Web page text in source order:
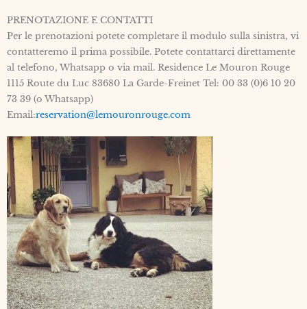
PRENOTAZIONE E CONTATTI
Per le prenotazioni potete completare il modulo sulla sinistra, vi
contatteremo il prima possibile. Potete contattarci direttamente
al telefono, Whatsapp o via mail. Residence Le Mouron Rouge
1115 Route du Luc 83680 La Garde-Freinet Tel: 00 33 (0)6 10 20
73 39 (o Whatsapp)
Email:reservation@lemouronrouge.com